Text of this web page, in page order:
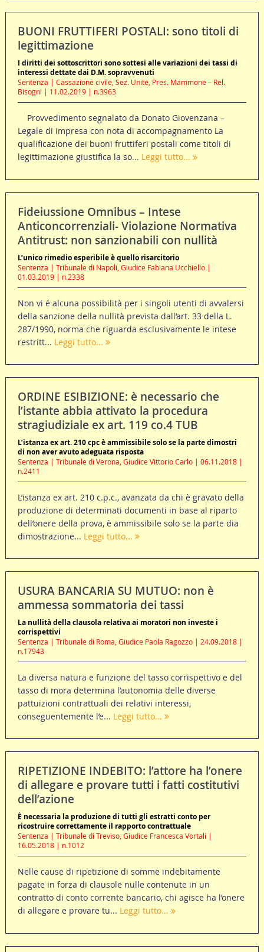
BUONI FRUTTIFERI POSTALI: sono titoli di
legittimazione
I diritti dei sottoscrittori sono sottesi alle variazioni dei tassi di
interessi dettate dai D.M. sopravvenuti
Sentenza | Cassazione civile, Sez. Unite, Pres. Mammone – Rel.
Bisogni | 11.02.2019 | n.3963
Provvedimento segnalato da Donato Giovenzana –
Legale di impresa con nota di accompagnamento La
qualificazione dei buoni fruttiferi postali come titoli di
legittimazione giustifica la so... Leggi tutto...
Fideiussione Omnibus – Intese
Anticoncorrenziali- Violazione Normativa
Antitrust: non sanzionabili con nullità
L’unico rimedio esperibile è quello risarcitorio
Sentenza | Tribunale di Napoli, Giudice Fabiana Ucchiello |
01.03.2019 | n.2338
Non vi é alcuna possibilità per i singoli utenti di avvalersi
della sanzione della nullità prevista dall’art. 33 della L.
287/1990, norma che riguarda esclusivamente le intese
restritt... Leggi tutto...
ORDINE ESIBIZIONE: è necessario che
l’istante abbia attivato la procedura
stragiudiziale ex art. 119 co.4 TUB
L’istanza ex art. 210 cpc è ammissibile solo se la parte dimostri
di non aver avuto adeguata risposta
Sentenza | Tribunale di Verona, Giudice Vittorio Carlo | 06.11.2018 |
n.2411
L’istanza ex art. 210 c.p.c., avanzata da chi è gravato della
produzione di determinati documenti in base al riparto
dell’onere della prova, è ammissibile solo se la parte dia
dimostrazione... Leggi tutto...
USURA BANCARIA SU MUTUO: non è
ammessa sommatoria dei tassi
La nullità della clausola relativa ai moratori non investe i
corrispettivi
Sentenza | Tribunale di Roma, Giudice Paola Ragozzo | 24.09.2018 |
n.17943
La diversa natura e funzione del tasso corrispettivo e del
tasso di mora determina l’autonomia delle diverse
pattuizioni contrattuali dei relativi interessi,
conseguentemente l’e... Leggi tutto...
RIPETIZIONE INDEBITO: l’attore ha l’onere
di allegare e provare tutti i fatti costitutivi
dell’azione
È necessaria la produzione di tutti gli estratti conto per
ricostruire correttamente il rapporto contrattuale
Sentenza | Tribunale di Treviso, Giudice Francesca Vortali |
16.05.2018 | n.1012
Nelle cause di ripetizione di somme indebitamente
pagate in forza di clausole nulle contenute in un
contratto di conto corrente bancario, chi agisce ha l’onere
di allegare e provare tu... Leggi tutto...